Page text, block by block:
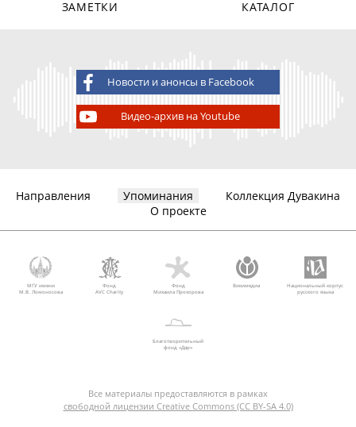
ЗАМЕТКИ
КАТАЛОГ
Новости и анонсы в Facebook
Видео-архив на Youtube
Направления Упоминания
Коллекция Дувакина
О проекте
МГУ имени
М.В. Ломоносова
Фонд
AVC Charity
Фонд
Михаила Прохорова
Викимедиа
Национальный корпус
русского языка
Благотворительный
фонд «Дар»
Все материалы предоставляются в рамках
свободной лицензии Creative Commons (CC BY-SA 4.0)